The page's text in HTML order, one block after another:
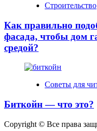
Строительство
Как правильно
фасада, чтобы дом
средой?
Советы для
Биткойн — что это?
Copyright © Все права